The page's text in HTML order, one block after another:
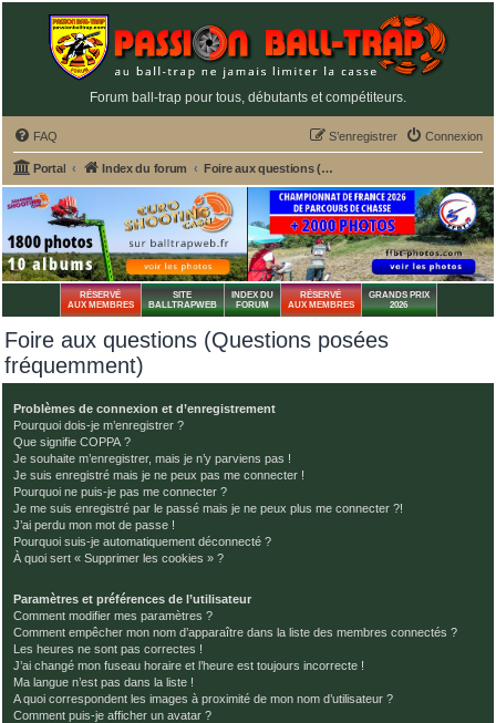
Forum ball-trap pour tous, débutants et compétiteurs.
FAQ Connexion
S’enregistrer
Portal Index du forum Foire aux questions (Questions posées fréquemment)
RÉSERVÉ
AUX MEMBRES
SITE
BALLTRAPWEB
INDEX DU
FORUM
RÉSERVÉ
AUX MEMBRES
GRANDS PRIX
2026
Foire aux questions (Questions posées
fréquemment)
Problèmes de connexion et d’enregistrement
Pourquoi dois-je m’enregistrer ?
Que signifie COPPA ?
Je souhaite m’enregistrer, mais je n’y parviens pas !
Je suis enregistré mais je ne peux pas me connecter !
Pourquoi ne puis-je pas me connecter ?
Je me suis enregistré par le passé mais je ne peux plus me connecter ?!
J’ai perdu mon mot de passe !
Pourquoi suis-je automatiquement déconnecté ?
À quoi sert « Supprimer les cookies » ?
Paramètres et préférences de l’utilisateur
Comment modifier mes paramètres ?
Comment empêcher mon nom d’apparaître dans la liste des membres connectés ?
Les heures ne sont pas correctes !
J’ai changé mon fuseau horaire et l’heure est toujours incorrecte !
Ma langue n’est pas dans la liste !
A quoi correspondent les images à proximité de mon nom d’utilisateur ?
Comment puis-je afficher un avatar ?